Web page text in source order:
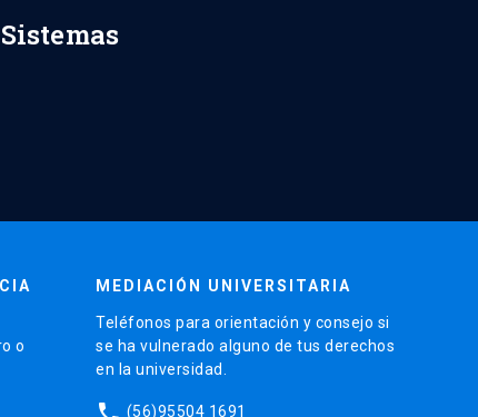
o
MEDIACIÓN UNIVERSITARIA
Teléfonos para orientación y consejo si
se ha vulnerado alguno de tus derechos
en la universidad.
(56)95504 1691